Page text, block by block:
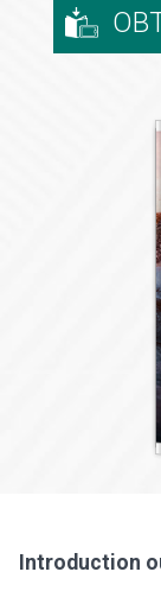
Introduction